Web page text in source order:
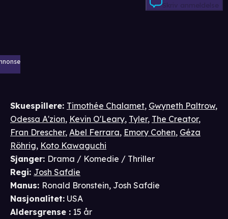
Skriv anmeldelse
Skuespillere: Timothée Chalamet, Gwyneth Paltrow,
Odessa A'zion, Kevin O'Leary, Tyler, The Creator,
Fran Drescher, Abel Ferrara, Emory Cohen, Géza
Röhrig, Koto Kawaguchi
Sjanger: Drama / Komedie / Thriller
Regi: Josh Safdie
Manus: Ronald Bronstein, Josh Safdie
Nasjonalitet: USA
Aldersgrense : 15 år